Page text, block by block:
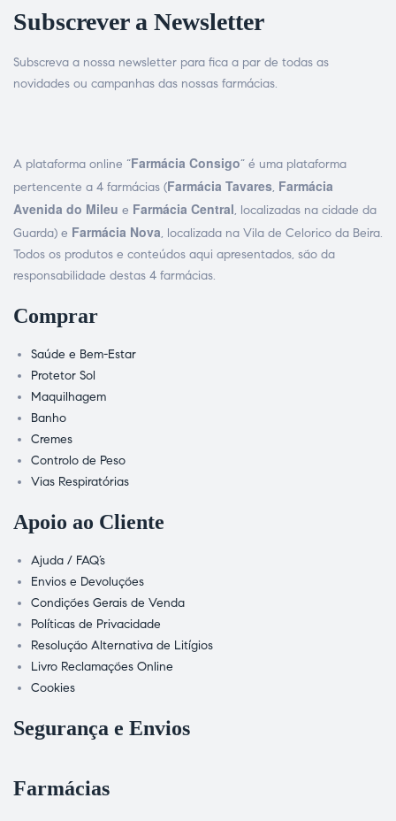
Subscrever a Newsletter
Subscreva a nossa newsletter para fica a par de todas as
novidades ou campanhas das nossas farmácias.
A plataforma online “Farmácia Consigo” é uma plataforma
pertencente a 4 farmácias (Farmácia Tavares, Farmácia
Avenida do Mileu e Farmácia Central, localizadas na cidade da
Guarda) e Farmácia Nova, localizada na Vila de Celorico da Beira.
Todos os produtos e conteúdos aqui apresentados, são da
responsabilidade destas 4 farmácias.
Comprar
Saúde e Bem-Estar
Protetor Sol
Maquilhagem
Banho
Cremes
Controlo de Peso
Vias Respiratórias
Apoio ao Cliente
Ajuda / FAQ’s
Envios e Devoluções
Condições Gerais de Venda
Políticas de Privacidade
Resolução Alternativa de Litígios
Livro Reclamações Online
Cookies
Segurança e Envios
Farmácias